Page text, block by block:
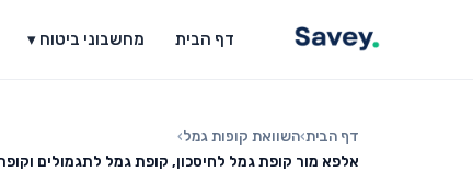
דף הבית מחשבוני ביטוח ▾
דף הבית›השוואת קופות גמל›
אלפא מור קופת גמל לחיסכון, קופת גמל לתגמולים